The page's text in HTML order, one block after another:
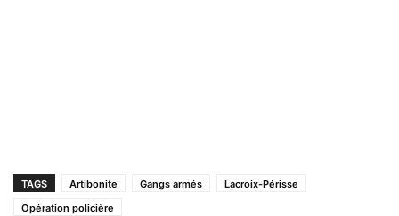
TAGS Artibonite Gangs armés
Lacroix-Périsse
Opération policière